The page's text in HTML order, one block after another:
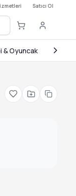
Satıcı Ol
& Oyuncak